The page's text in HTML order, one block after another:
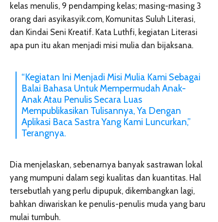
kelas menulis, 9 pendamping kelas; masing-masing 3
orang dari asyikasyik.com, Komunitas Suluh Literasi,
dan Kindai Seni Kreatif. Kata Luthfi, kegiatan Literasi
apa pun itu akan menjadi misi mulia dan bijaksana.
“Kegiatan Ini Menjadi Misi Mulia Kami Sebagai
Balai Bahasa Untuk Mempermudah Anak-
Anak Atau Penulis Secara Luas
Mempublikasikan Tulisannya, Ya Dengan
Aplikasi Baca Sastra Yang Kami Luncurkan,”
Terangnya.
Dia menjelaskan, sebenarnya banyak sastrawan lokal
yang mumpuni dalam segi kualitas dan kuantitas. Hal
tersebutlah yang perlu dipupuk, dikembangkan lagi,
bahkan diwariskan ke penulis-penulis muda yang baru
mulai tumbuh.